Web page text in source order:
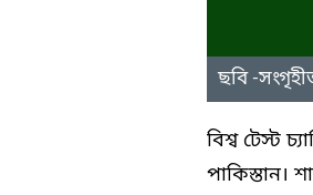
ছবি -
বিশ্ব টেস্ট
পাকিস্তান।